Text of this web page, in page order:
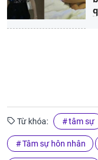
Từ khóa: tâm sự
Tâm sự hôn nhân